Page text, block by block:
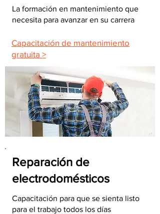
La formación en mantenimiento que
necesita para avanzar en su carrera
Capacitación de mantenimiento
gratuita >
Reparación de
electrodomésticos
Capacitación para que se sienta listo
para el trabajo todos los días